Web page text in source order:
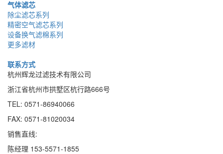
气体滤芯
除尘滤芯系列
精密空气滤芯系列
设备换气滤棉系列
更多滤材
联系方式
杭州辉龙过滤技术有限公司
浙江省杭州市拱墅区杭行路666号
TEL: 0571-86940066
FAX: 0571-81020034
销售直线:
陈经理 153-5571-1855